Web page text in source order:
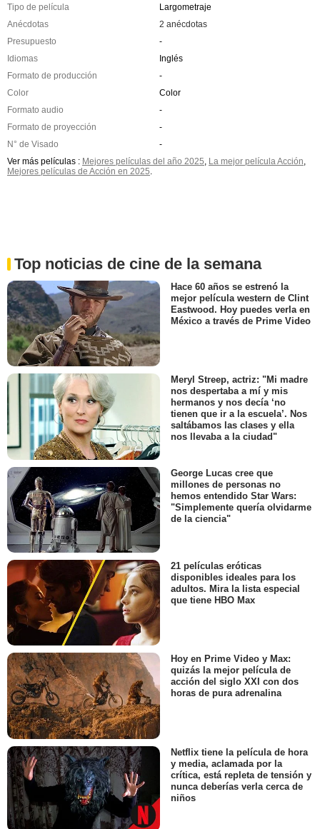
Tipo de película
Largometraje
Anécdotas
2 anécdotas
Presupuesto
-
Idiomas
Inglés
Formato de producción
-
Color
Color
Formato audio
-
Formato de proyección
-
N° de Visado
-
Ver más películas : Mejores películas del año 2025 La mejor película Acción
Mejores películas de Acción en 2025
Top noticias de cine de la semana
Hace 60 años se estrenó la
mejor película western de Clint
Eastwood. Hoy puedes verla en
México a través de Prime Video
Meryl Streep, actriz: "Mi madre
nos despertaba a mí y mis
hermanos y nos decía ‘no
tienen que ir a la escuela’. Nos
saltábamos las clases y ella
nos llevaba a la ciudad"
George Lucas cree que
millones de personas no
hemos entendido Star Wars:
"Simplemente quería olvidarme
de la ciencia"
21 películas eróticas
disponibles ideales para los
adultos. Mira la lista especial
que tiene HBO Max
Hoy en Prime Video y Max:
quizás la mejor película de
acción del siglo XXI con dos
horas de pura adrenalina
Netflix tiene la película de hora
y media, aclamada por la
crítica, está repleta de tensión y
nunca deberías verla cerca de
niños